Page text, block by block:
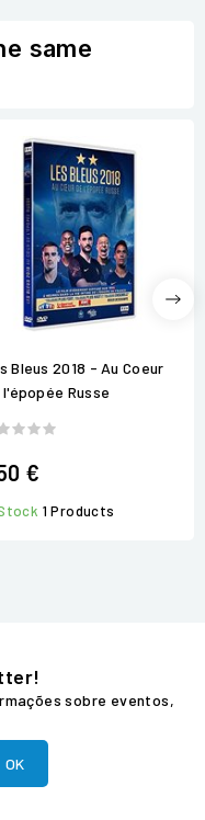
same
Bleus 2018 - Au Coeur
Russe
€
1 Products
sobre eventos,